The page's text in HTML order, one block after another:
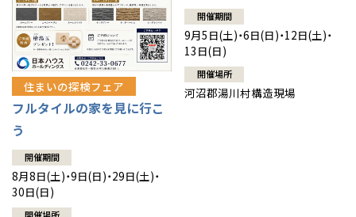
住まいの探検フェア
フルタイルの家を見に行こ
う
開催期間
8月8日(土)・9日(日)・29日(土)・
30日(日)
開催期間
9月5日(土)・6日(日)・12日(土)・
13日(日)
開催場所
河沼郡湯川村構造現場